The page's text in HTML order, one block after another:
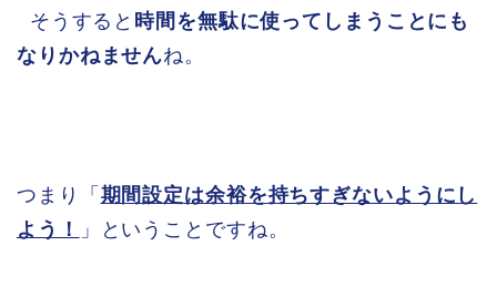
そうすると 時間を無駄に使ってしまうことにも
なりかねませんね。
つまり「 期間設定は余裕を持ちすぎないようにし
よう！
」ということですね。